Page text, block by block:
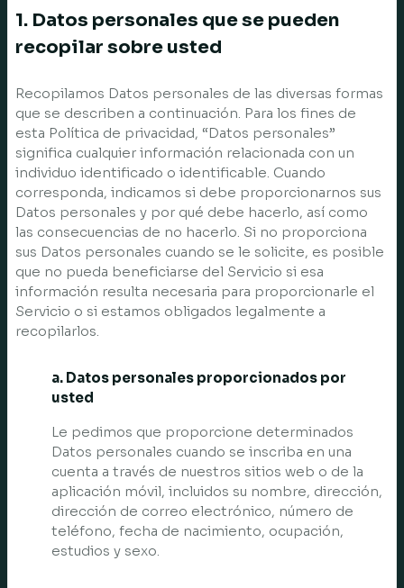
1. Datos personales que se pueden
recopilar sobre usted
Recopilamos Datos personales de las diversas formas
que se describen a continuación. Para los fines de
esta Política de privacidad, “Datos personales”
significa cualquier información relacionada con un
individuo identificado o identificable. Cuando
corresponda, indicamos si debe proporcionarnos sus
Datos personales y por qué debe hacerlo, así como
las consecuencias de no hacerlo. Si no proporciona
sus Datos personales cuando se le solicite, es posible
que no pueda beneficiarse del Servicio si esa
información resulta necesaria para proporcionarle el
Servicio o si estamos obligados legalmente a
recopilarlos.
a. Datos personales proporcionados por
usted
Le pedimos que proporcione determinados
Datos personales cuando se inscriba en una
cuenta a través de nuestros sitios web o de la
aplicación móvil, incluidos su nombre, dirección,
dirección de correo electrónico, número de
teléfono, fecha de nacimiento, ocupación,
estudios y sexo.